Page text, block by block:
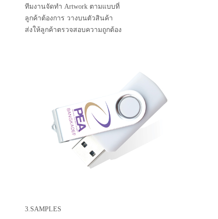
ทีมงานจัดทำ Artwork ตามแบบที่
ลูกค้าต้องการ วางบนตัวสินค้า
ส่งให้ลูกค้าตรวจสอบความถูกต้อง
3.SAMPLES